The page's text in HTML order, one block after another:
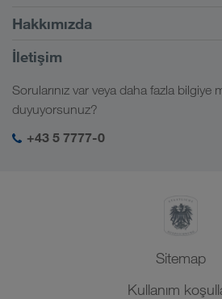
CONNECT müşteri portalı
Dijital çözümler
Sektör çözümleri
LKW WALTER girişim
Avrupa
Kafkas
Orta Asya
Orta Doğu
Kuzey Afrika
Hakkımızda
Şirket bilgileri
Sosyal sorumluluk
İletişim
Sorularınız var veya daha fazla bilgiye
duyuyorsunuz?
+43 5 7777-0
Sitemap
Kullanım